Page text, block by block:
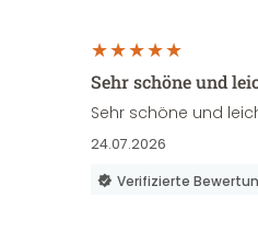
Sehr schöne und
Sehr schöne und
24.07.2026
Verifizierte